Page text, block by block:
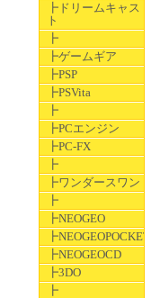
┣ドリームキャス
ト
┣
┣ゲームギア
┣PSP
┣PSVita
┣
┣PCエンジン
┣PC-FX
┣
┣ワンダースワン
┣
┣NEOGEO
┣NEOGEOPOCKET
┣NEOGEOCD
┣3DO
┣